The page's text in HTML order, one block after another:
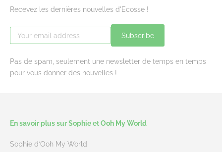
Recevez les dernières nouvelles d'Ecosse !
Subscribe
Pas de spam, seulement une newsletter de temps en temps
pour vous donner des nouvelles !
En savoir plus sur Sophie et Ooh My World
Sophie d’Ooh My World